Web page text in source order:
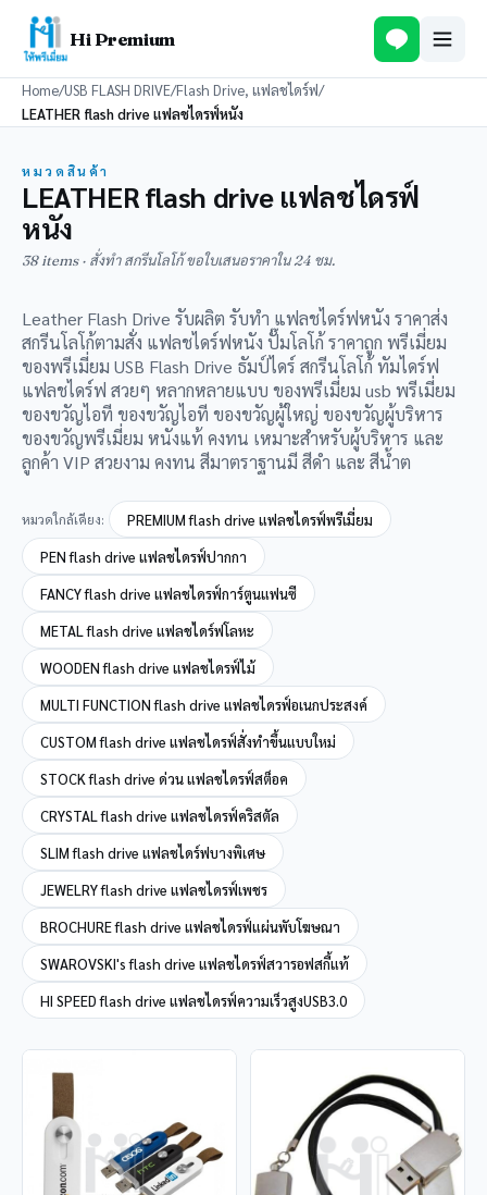
Hi Premium
Home/USB FLASH DRIVE/Flash Drive, แฟลชไดร์ฟ/
LEATHER flash drive แฟลชไดรฟ์หนัง
หมวดสินค้า
LEATHER flash drive แฟลชไดรฟ์
หนัง
38 items · สั่งทำ สกรีนโลโก้ ขอใบเสนอราคาใน 24 ชม.
Leather Flash Drive รับผลิต รับทำ แฟลชไดร์ฟหนัง ราคาส่ง
สกรีนโลโก้ตามสั่ง แฟลชไดร์ฟหนัง ปั๊มโลโก้ ราคาถูก พรีเมี่ยม
ของพรีเมี่ยม USB Flash Drive ธัมป์ไดร์ สกรีนโลโก้ ทัมไดร์ฟ
แฟลชไดร์ฟ สวยๆ หลากหลายแบบ ของพรีเมี่ยม usb พรีเมี่ยม
ของขวัญไอที ของขวัญไอที ของขวัญผู้ใหญ่ ของขวัญผู้บริหาร
ของขวัญพรีเมี่ยม หนังแท้ คงทน เหมาะสำหรับผู้บริหาร และ
ลูกค้า VIP สวยงาม คงทน สีมาตราฐานมี สีดำ และ สีน้ำต
หมวดใกล้เคียง:
PREMIUM flash drive แฟลชไดรฟ์พรีเมี่ยม
PEN flash drive แฟลชไดรฟ์ปากกา
FANCY flash drive แฟลชไดรฟ์การ์ตูนแฟนซี
METAL flash drive แฟลชไดร์ฟโลหะ
WOODEN flash drive แฟลชไดรฟ์ไม้
MULTI FUNCTION flash drive แฟลชไดรฟ์อเนกประสงค์
CUSTOM flash drive แฟลชไดรฟ์สั่งทำขึ้นแบบใหม่
STOCK flash drive ด่วน แฟลชไดรฟ์สต็อค
CRYSTAL flash drive แฟลชไดรฟ์คริสตัล
SLIM flash drive แฟลชไดร์ฟบางพิเศษ
JEWELRY flash drive แฟลชไดรฟ์เพชร
BROCHURE flash drive แฟลชไดรฟ์แผ่นพับโฆษณา
SWAROVSKI's flash drive แฟลชไดรฟ์สวารอฟสกี้แท้
HI SPEED flash drive แฟลชไดรฟ์ความเร็วสูงUSB3.0